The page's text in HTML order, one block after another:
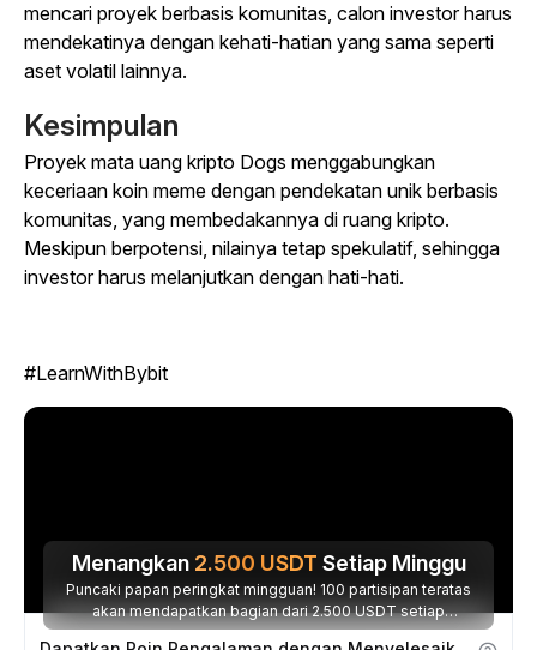
mencari proyek berbasis komunitas, calon investor harus
mendekatinya dengan kehati-hatian yang sama seperti
aset volatil lainnya.
Kesimpulan
Proyek mata uang kripto Dogs menggabungkan
keceriaan koin meme dengan pendekatan unik berbasis
komunitas, yang membedakannya di ruang kripto.
Meskipun berpotensi, nilainya tetap spekulatif, sehingga
investor harus melanjutkan dengan hati-hati.
#LearnWithBybit
Menangkan 2.500 USDT Setiap Minggu
Puncaki papan peringkat mingguan! 100 partisipan teratas
akan mendapatkan bagian dari 2.500 USDT setiap
minggunya.